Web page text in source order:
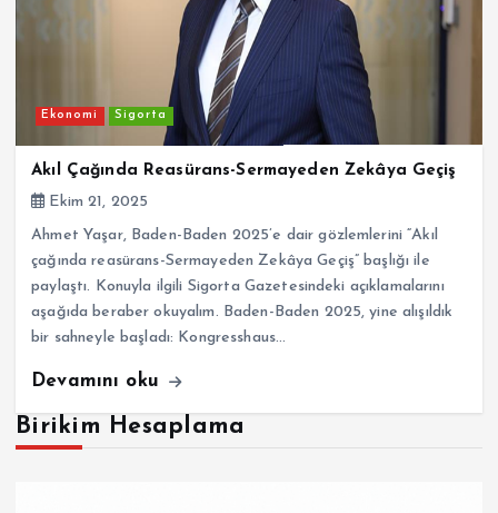
Ekonomi Sigorta
Akıl Çağında Reasürans-Sermayeden Zekâya Geçiş
Ekim 21, 2025
Ahmet Yaşar, Baden-Baden 2025’e dair gözlemlerini “Akıl
çağında reasürans-Sermayeden Zekâya Geçiş” başlığı ile
paylaştı. Konuyla ilgili Sigorta Gazetesindeki açıklamalarını
aşağıda beraber okuyalım. Baden-Baden 2025, yine alışıldık
bir sahneyle başladı: Kongresshaus…
Devamını oku
Birikim Hesaplama